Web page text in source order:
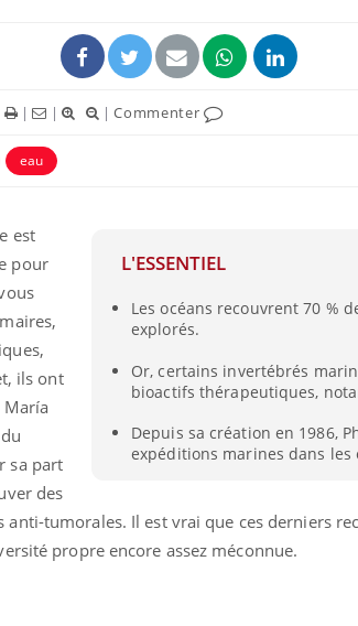
| | |Commenter
eau
L'ESSENTIEL
Les océans recouvrent 70 %
explorés.
Or, certains invertébrés
bioactifs thérapeutiques,
Depuis sa création en 1986,
expéditions marines dans
est
pour
ils ont
María
sa part
des
tumorales. Il est vrai que ces derniers
propre encore assez méconnue.